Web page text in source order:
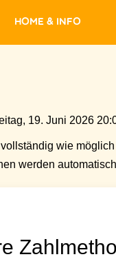
Home & Info
19. Juni 2026
wie
werden